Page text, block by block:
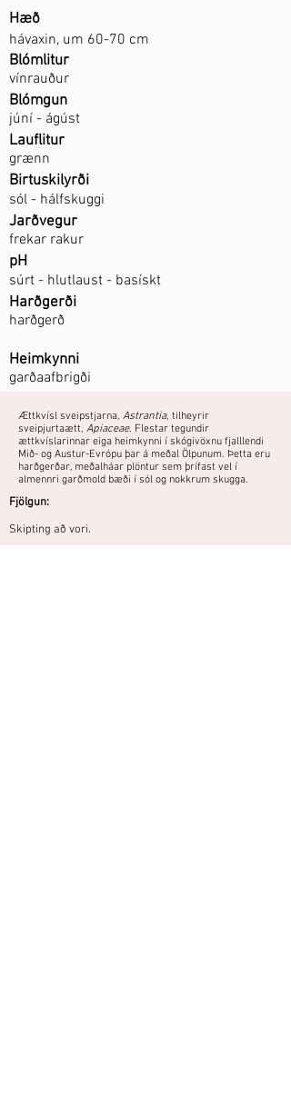
Hæð
hávaxin, um 60-70 cm
Blómlitur
vínrauður
Blómgun
júní - ágúst
Lauflitur
grænn
Birtuskilyrði
sól - hálfskuggi
Jarðvegur
frekar rakur
pH
súrt - hlutlaust - basískt
Harðgerði
harðgerð
Heimkynni
garðaafbrigði
Ættkvísl sveipstjarna, Astrantia, tilheyrir
sveipjurtaætt, Apiaceae. Flestar tegundir
ættkvíslarinnar eiga heimkynni í skógivöxnu fjalllendi
Mið- og Austur-Evrópu þar á meðal Ölpunum. Þetta eru
harðgerðar, meðalháar plöntur sem þrífast vel í
almennri garðmold bæði í sól og nokkrum skugga.
Fjölgun:
Skipting að vori.